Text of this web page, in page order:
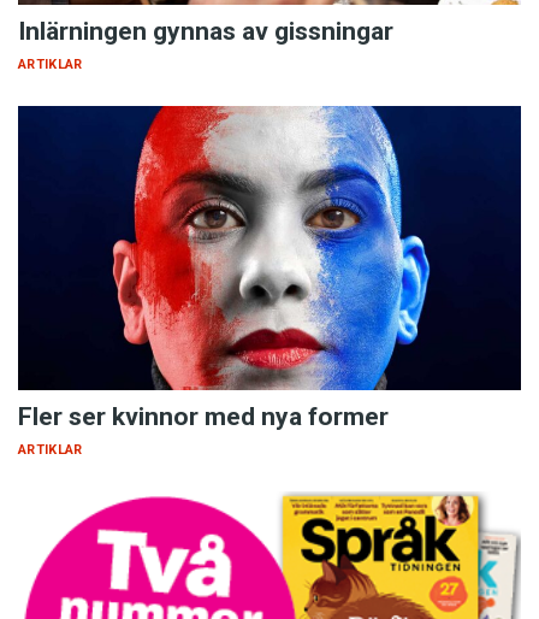
Inlärningen gynnas av gissningar
ARTIKLAR
Fler ser kvinnor med nya former
ARTIKLAR